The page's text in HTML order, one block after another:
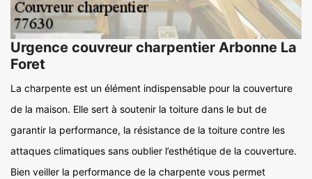
Urgence couvreur charpentier Arbonne La
Foret
La charpente est un élément indispensable pour la couverture
de la maison. Elle sert à soutenir la toiture dans le but de
garantir la performance, la résistance de la toiture contre les
attaques climatiques sans oublier l’esthétique de la couverture.
Bien veiller la performance de la charpente vous permet